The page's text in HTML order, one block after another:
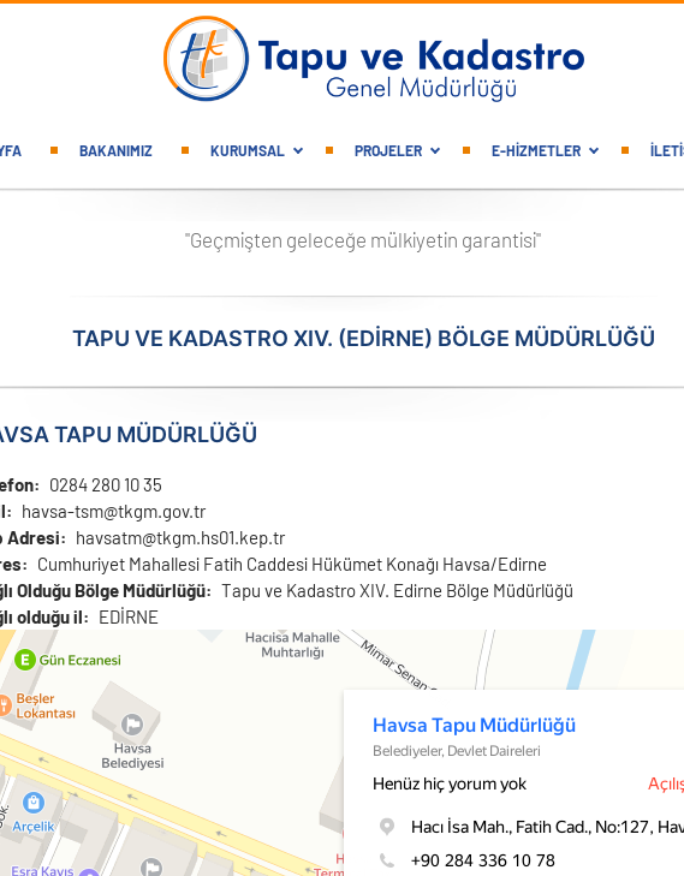
navigation
BAKANIMIZ KURUMSAL PROJELER E-HİZMETLER
"Geçmişten geleceğe mülkiyetin garantisi"
TAPU VE KADASTRO XIV. (EDIRNE) BÖLGE MÜDÜRLÜĞÜ
TAPU MÜDÜRLÜĞÜ
0284 280 10 35
havsa-tsm@tkgm.gov.tr
Adresi
havsatm@tkgm.hs01.kep.tr
Cumhuriyet Mahallesi Fatih Caddesi Hükümet Konağı Havsa/Edirne
Olduğu Bölge Müdürlüğü
Tapu ve Kadastro XIV. Edirne Bölge Müdürlüğü
olduğu il
EDİRNE